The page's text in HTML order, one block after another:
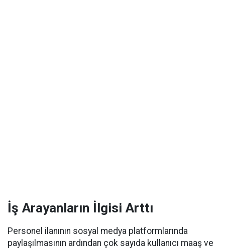
İş Arayanların İlgisi Arttı
Personel ilanının sosyal medya platformlarında
paylaşılmasının ardından çok sayıda kullanıcı maaş ve